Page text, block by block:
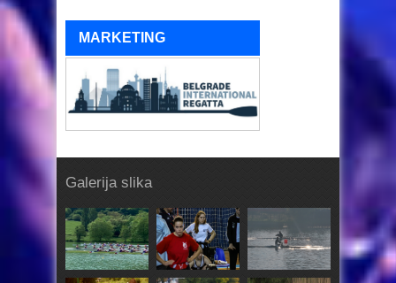
MARKETING
Galerija slika